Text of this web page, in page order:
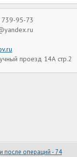
739-95-73
проезд 14А стр.2
после операций - 74